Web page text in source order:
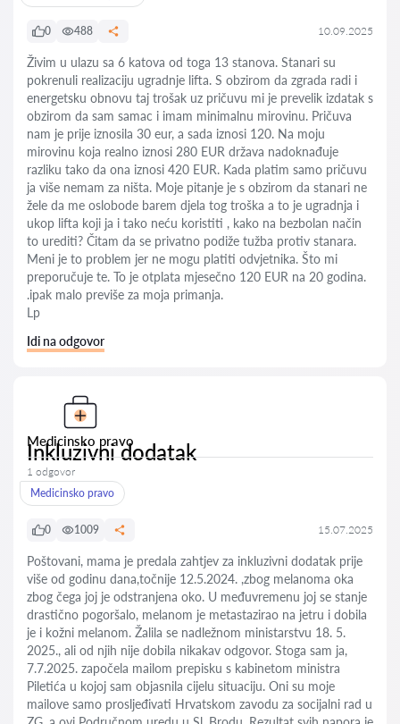
0 488 10.09.2025
Živim u ulazu sa 6 katova od toga 13 stanova. Stanari su
pokrenuli realizaciju ugradnje lifta. S obzirom da zgrada radi i
energetsku obnovu taj trošak uz pričuvu mi je prevelik izdatak s
obzirom da sam samac i imam minimalnu mirovinu. Pričuva
nam je prije iznosila 30 eur, a sada iznosi 120. Na moju
mirovinu koja realno iznosi 280 EUR država nadoknađuje
razliku tako da ona iznosi 420 EUR. Kada platim samo pričuvu
ja više nemam za ništa. Moje pitanje je s obzirom da stanari ne
žele da me oslobode barem djela tog troška a to je ugradnja i
ukop lifta koji ja i tako neću koristiti , kako na bezbolan način
to urediti? Čitam da se privatno podiže tužba protiv stanara.
Meni je to problem jer ne mogu platiti odvjetnika. Što mi
preporučuje te. To je otplata mjesečno 120 EUR na 20 godina.
.ipak malo previše za moja primanja.
Lp
Idi na odgovor
Medicinsko pravo
Inkluzivni dodatak
1 odgovor
Medicinsko pravo
0 1009 15.07.2025
Poštovani, mama je predala zahtjev za inkluzivni dodatak prije
više od godinu dana,točnije 12.5.2024. ,zbog melanoma oka
zbog čega joj je odstranjena oko. U međuvremenu joj se stanje
drastično pogoršalo, melanom je metastazirao na jetru i dobila
je i kožni melanom. Žalila se nadležnom ministarstvu 18. 5.
2025., ali od njih nije dobila nikakav odgovor. Stoga sam ja,
7.7.2025. započela mailom prepisku s kabinetom ministra
Piletića u kojoj sam objasnila cijelu situaciju. Oni su moje
mailove samo prosljeđivati Hrvatskom zavodu za socijalni rad u